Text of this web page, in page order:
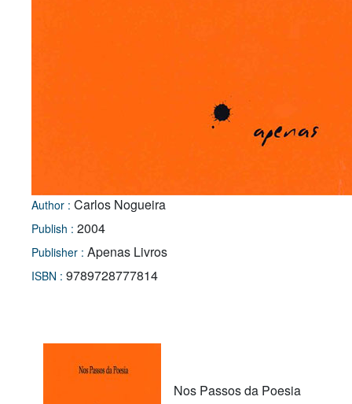
Author : Carlos Nogueira
Publish : 2004
Publisher : Apenas Livros
ISBN : 9789728777814
Nos Passos da Poesia